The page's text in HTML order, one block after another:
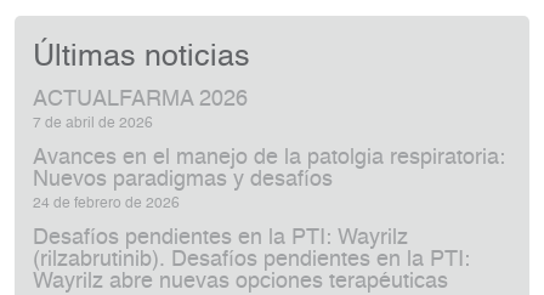
Últimas noticias
ACTUALFARMA 2026
7 de abril de 2026
Avances en el manejo de la patolgia respiratoria:
Nuevos paradigmas y desafíos
24 de febrero de 2026
Desafíos pendientes en la PTI: Wayrilz
(rilzabrutinib). Desafíos pendientes en la PTI:
Wayrilz abre nuevas opciones terapéuticas